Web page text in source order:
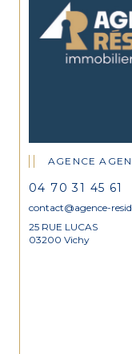
AGENCE
04 70 31 45 61
contact@agence-
25 RUE LUCAS
03200 Vichy